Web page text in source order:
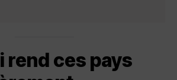
rend ces pays